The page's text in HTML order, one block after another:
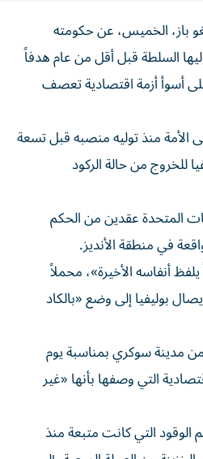
باز، الخميس، عن حكومته
السلطة قبل أقل من عام هدفاً
أسوأ أزمة اقتصادية تعصف
الأمة منذ توليه منصبه قبل تسعة
للخروج من حالة الركود
المتحدة عقدين من الحكم
في منطقة الأنديز.
أنفاسه الأخيرة»، محملاً
بوليفيا إلى وضع «بالكاد
مدينة سوكري بمناسبة يوم
التي وصفها بأنها «غير
الوقود التي كانت متبعة منذ